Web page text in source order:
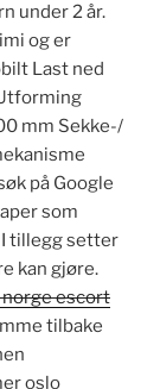
under 2 år.
og er
Last ned
mm Sekke-/
på Google
som
I tillegg setter
kan gjøre.
escort
tilbake
oslo